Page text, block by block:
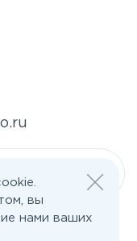
вы
нами ваших